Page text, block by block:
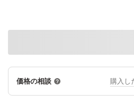
価格の相談